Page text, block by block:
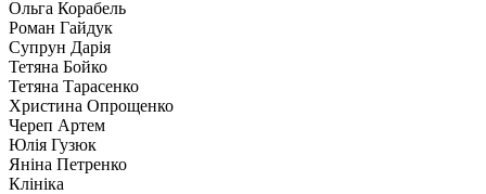
Ольга Корабель
Роман Гайдук
Супрун Дарія
Тетяна Бойко
Тетяна Тарасенко
Христина Опрощенко
Череп Артем
Юлія Гузюк
Яніна Петренко
Клініка